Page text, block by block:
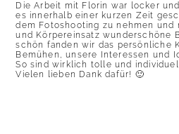
Die Arbeit mit Florin war locker
es innerhalb einer kurzen Zeit
dem Fotoshooting zu nehmen und
und Körpereinsatz wunderschöne
schön fanden wir das persönliche
Bemühen, unsere Interessen und
So sind wirklich tolle und
Vielen lieben Dank dafür! 🙂